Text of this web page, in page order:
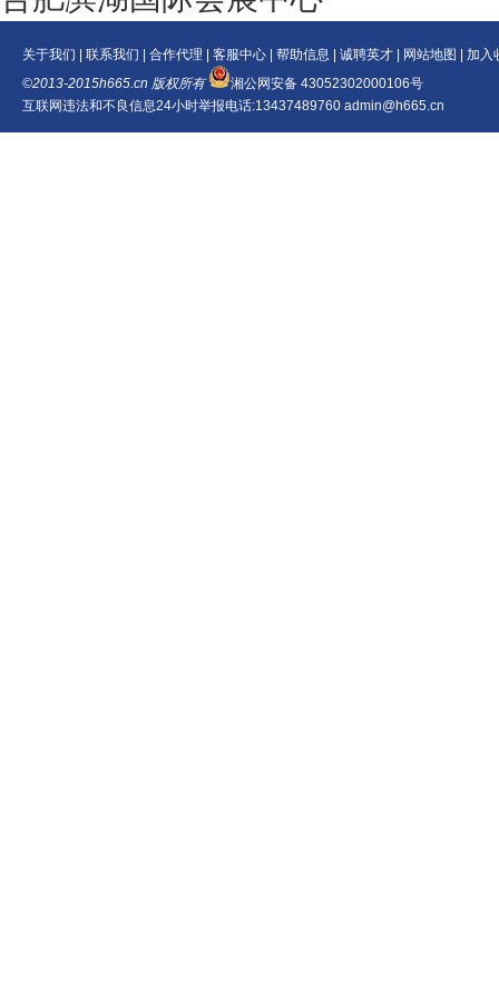
关于我们 联系我们 合作代理 客服中心 帮助信息 诚聘英才 网站地图
加入
©2013-2015h665.cn 版权所有
湘公网安备 43052302000106号
互联网违法和不良信息24小时举报电话:13437489760 admin@h665.cn